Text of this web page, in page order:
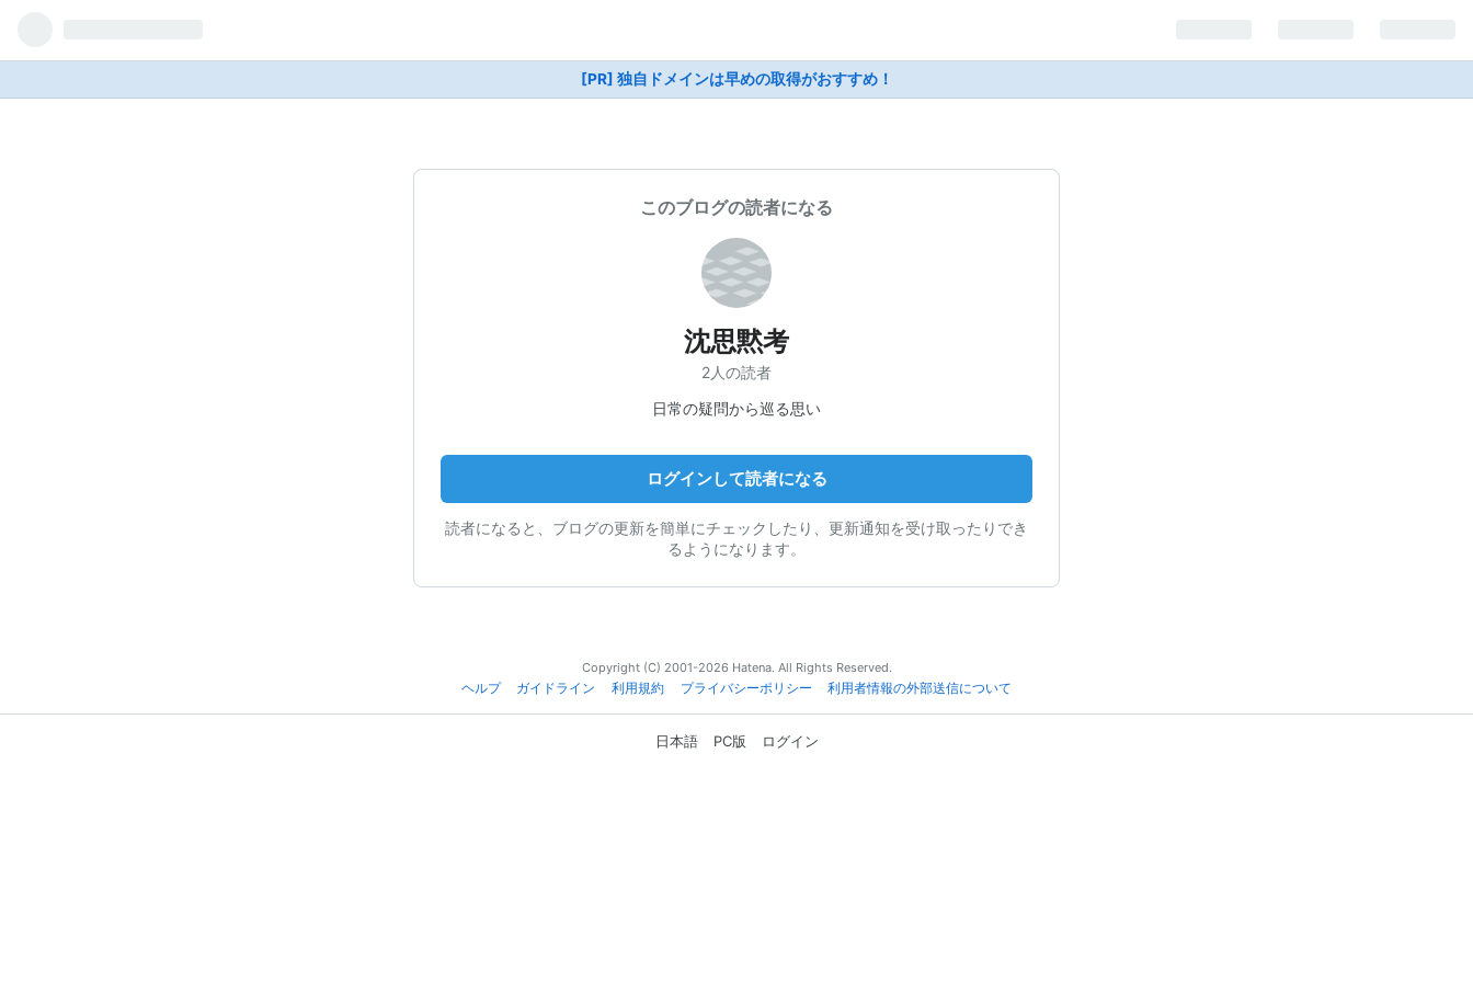
[PR] 独自ドメインは早めの取得がおすすめ！
このブログの読者になる
沈思黙考
2人の読者
日常の疑問から巡る思い
ログインして読者になる
読者になると、ブログの更新を簡単にチェックしたり、更新通知を受け取ったりでき
るようになります。
Copyright (C) 2001-2026 Hatena. All Rights Reserved.
ヘルプ
ガイドライン 利用規約 プライバシーポリシー 利用者情報の外部送信について
日本語 PC版 ログイン